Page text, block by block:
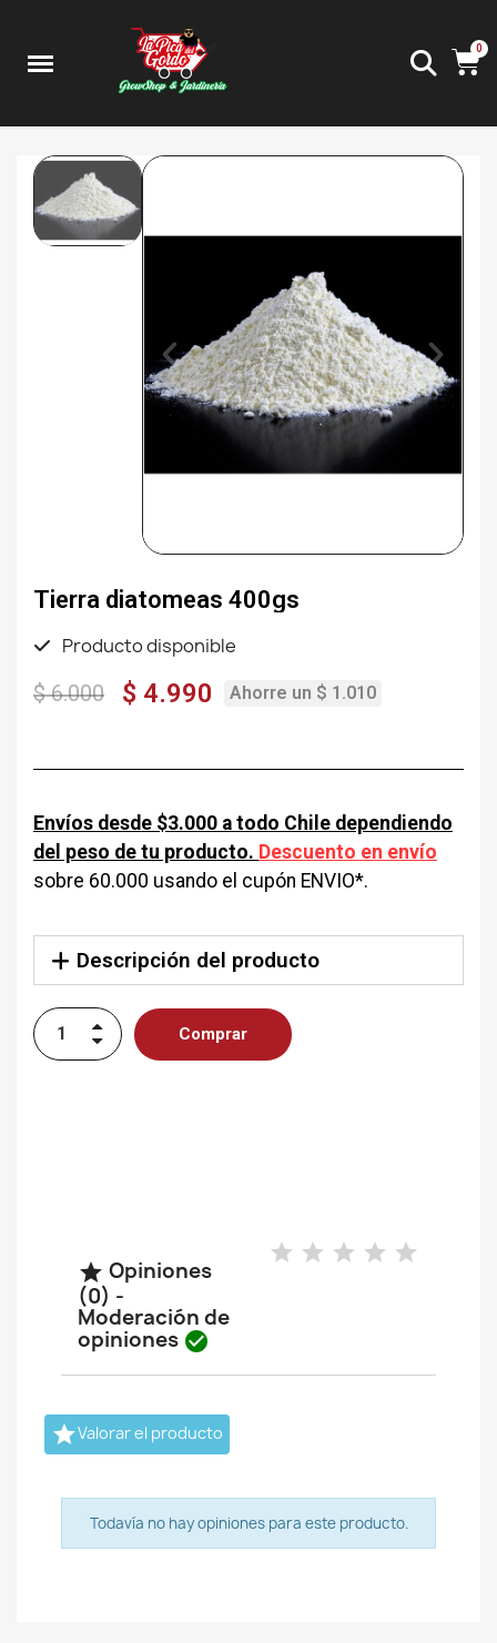
Tierra diatomeas 400gs
Producto disponible
$ 6.000 $ 4.990 Ahorre un $ 1.010
Envíos desde $3.000 a todo Chile dependiendo
del peso de tu producto. Descuento en envío
sobre 60.000 usando el cupón ENVIO*.
Descripción del producto
Comprar
 Opiniones
(0) -
Moderación de
opiniones 
Valorar el producto
Todavía no hay opiniones para este producto.